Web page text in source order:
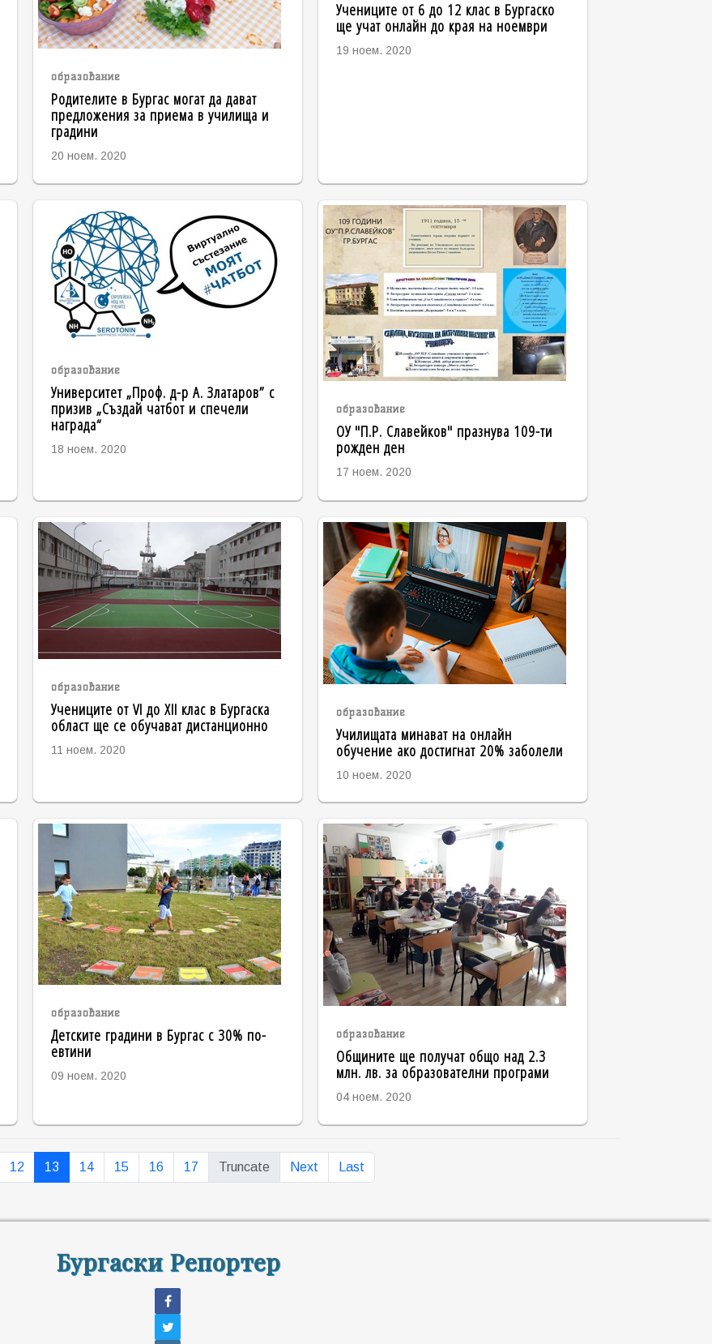
образование
Родителите в Бургас могат да дават
предложения за приема в училища и
градини
20 ноем. 2020
Учениците от 6 до 12 клас в Бургаско
ще учат онлайн до края на ноември
19 ноем. 2020
образование
Университет „Проф. д-р А. Златаров” с
призив „Създай чатбот и спечели
награда“
18 ноем. 2020
образование
ОУ "П.Р. Славейков" празнува 109-ти
рожден ден
17 ноем. 2020
образование
Учениците от VI до XII клас в Бургаска
област ще се обучават дистанционно
11 ноем. 2020
образование
Училищата минават на онлайн
обучение ако достигнат 20% заболели
10 ноем. 2020
образование
Детските градини в Бургас с 30% по-
евтини
09 ноем. 2020
образование
Общините ще получат общо над 2.3
млн. лв. за образователни програми
04 ноем. 2020
12 13 14 15 16 17 Truncate Next Last
Бургаски Репортер